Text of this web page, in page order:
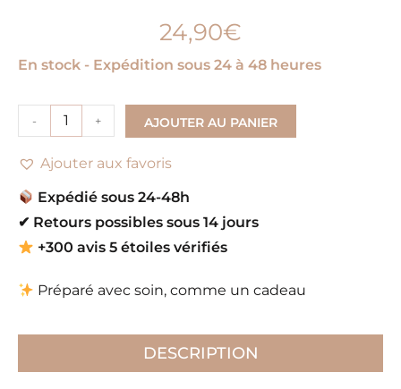
24,90€
En stock - Expédition sous 24 à 48 heures
- + AJOUTER AU PANIER
Ajouter aux favoris
Expédié sous 24-48h
✔ Retours possibles sous 14 jours
+300 avis 5 étoiles vérifiés
Préparé avec soin, comme un cadeau
DESCRIPTION